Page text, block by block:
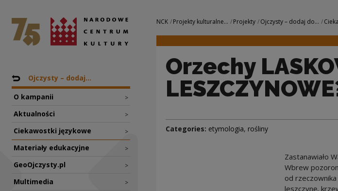
Orzechy LASKOWE, a nie
National Centre for Culture Poland
Nawigacja
Back to: Projekty
Ojczysty – dodaj...
O kampanii >
Aktualności >
Ciekawostki językowe >
Materiały edukacyjne >
GeoOjczysty.pl >
Multimedia >
Navigation
NCK Projekty kulturalne... Projekty Ojczysty – dodaj do...
Orzechy
Categories: etymologia, rośliny
Zastanawiało
Wbrew
od rzeczownika
leszczynę,